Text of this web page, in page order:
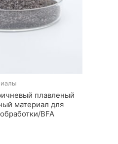
плавленый
материал для
BFA